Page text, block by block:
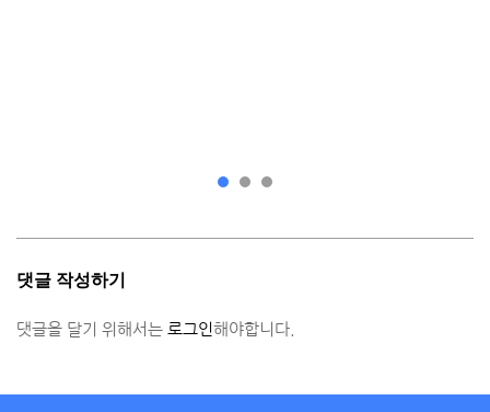
댓글 작성하기
댓글을 달기 위해서는 로그인해야합니다.